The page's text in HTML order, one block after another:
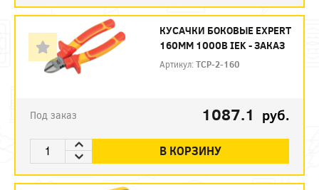
КУСАЧКИ БОКОВЫЕ EXPERT
160ММ 1000В IEK - ЗАКАЗ
Артикул:TCP-2-160
Под заказ 1087.1 руб.
В КОРЗИНУ